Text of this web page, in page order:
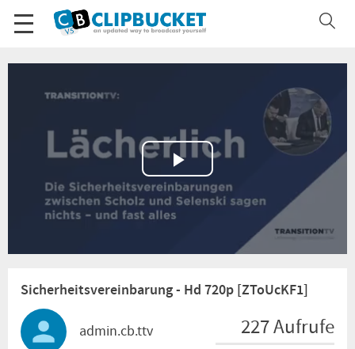
Play
Video
Sicherheitsvereinbarung - Hd 720p [ZToUcKF1]
admin.cb.ttv 227 Aufrufe